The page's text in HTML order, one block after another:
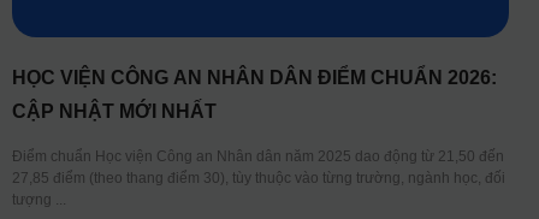
HỌC VIỆN CÔNG AN NHÂN DÂN ĐIỂM CHUẨN 2026:
CẬP NHẬT MỚI NHẤT
Điểm chuẩn Học viện Công an Nhân dân năm 2025 dao động từ 21,50 đến
27,85 điểm (theo thang điểm 30), tùy thuộc vào từng trường, ngành học, đối
tượng